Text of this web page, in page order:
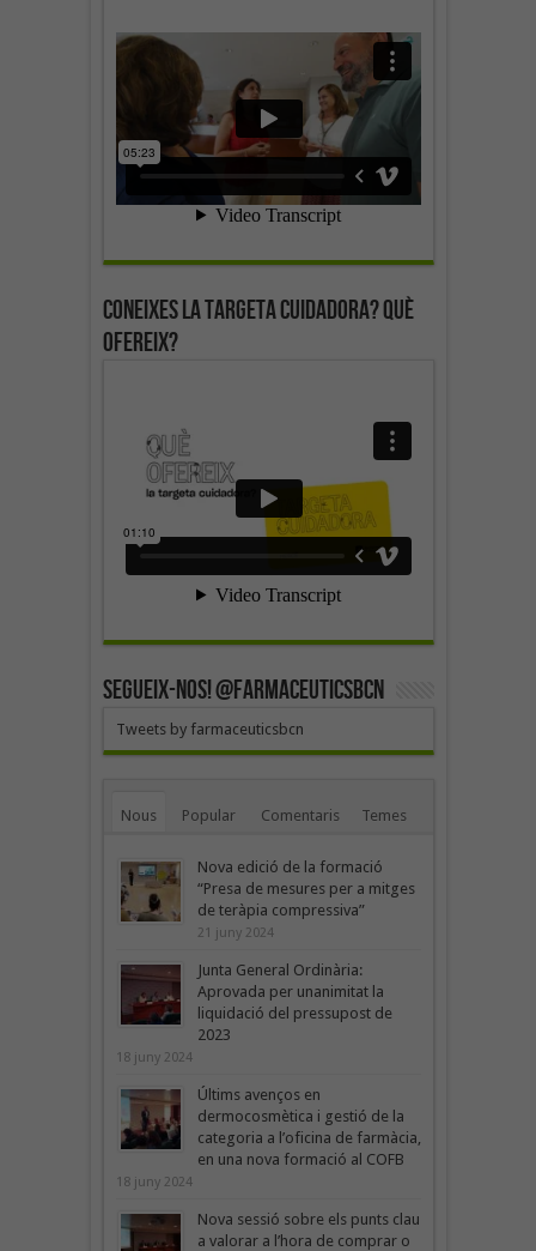
Coneixes la targeta cuidadora? Què
ofereix?
SEGUEIX-NOS! @farmaceuticsbcn
Tweets by farmaceuticsbcn
Nous Popular Comentaris Temes
Nova edició de la formació
“Presa de mesures per a mitges
de teràpia compressiva”
21 juny 2024
Junta General Ordinària:
Aprovada per unanimitat la
liquidació del pressupost de
2023
18 juny 2024
Últims avenços en
dermocosmètica i gestió de la
categoria a l’oficina de farmàcia,
en una nova formació al COFB
18 juny 2024
Nova sessió sobre els punts clau
a valorar a l’hora de comprar o